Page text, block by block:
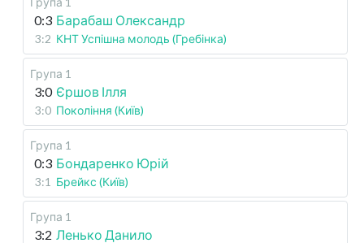
0:3 Барабаш Олександр
3:2 КНТ Успішна молодь (Гребінка)
Група 1
3:0 Єршов Ілля
3:0 Покоління (Київ)
Група 1
0:3 Бондаренко Юрій
3:1 Брейкс (Київ)
Група 1
3:2 Ленько Данило